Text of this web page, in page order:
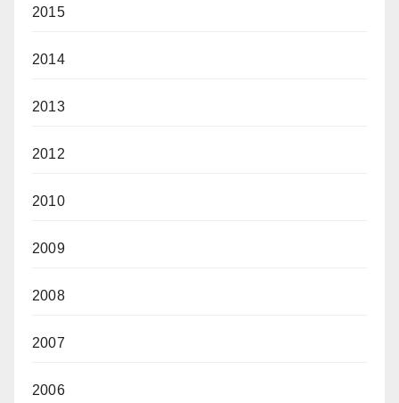
2015
2014
2013
2012
2010
2009
2008
2007
2006